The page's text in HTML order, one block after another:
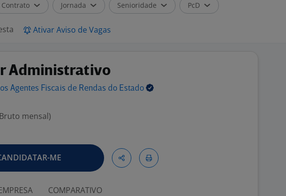
Contrato Jornada Senioridade PcD
Ativar Aviso de Vagas
Administrativo
Agentes Fiscais de Rendas do Estado
mensal)
ME
COMPARATIVO